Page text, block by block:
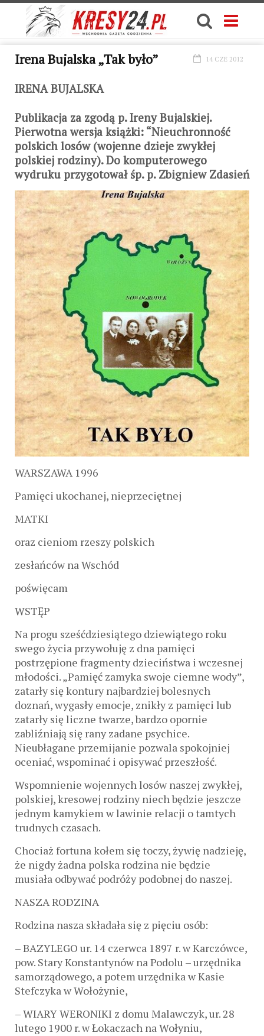
Irena Bujalska „Tak było” 14 CZE 2012
IRENA BUJALSKA
Publikacja za zgodą p. Ireny Bujalskiej.
Pierwotna wersja książki: “Nieuchronność
polskich losów (wojenne dzieje zwykłej
polskiej rodziny). Do komputerowego
wydruku przygotował śp. p. Zbigniew Zdasień
WARSZAWA 1996
Pamięci ukochanej, nieprzeciętnej
MATKI
oraz cieniom rzeszy polskich
zesłańców na Wschód
poświęcam
WSTĘP
Na progu sześćdziesiątego dziewiątego roku
swego życia przywołuję z dna pamięci
postrzępione fragmenty dzieciństwa i wczesnej
młodości. „Pamięć zamyka swoje ciemne wody”,
zatarły się kontury najbardziej bolesnych
doznań, wygasły emocje, znikły z pamięci lub
zatarły się liczne twarze, bardzo opornie
zabliźniają się rany zadane psychice.
Nieubłagane przemijanie pozwala spokojniej
oceniać, wspominać i opisywać przeszłość.
Wspomnienie wojennych losów naszej zwykłej,
polskiej, kresowej rodziny niech będzie jeszcze
jednym kamykiem w lawinie relacji o tamtych
trudnych czasach.
Chociaż fortuna kołem się toczy, żywię nadzieję,
że nigdy żadna polska rodzina nie będzie
musiała odbywać podróży podobnej do naszej.
NASZA RODZINA
Rodzina nasza składała się z pięciu osób:
– BAZYLEGO ur. 14 czerwca 1897 r. w Karczówce,
pow. Stary Konstantynów na Podolu – urzędnika
samorządowego, a potem urzędnika w Kasie
Stefczyka w Wołożynie,
– WIARY WERONIKI z domu Malawczyk, ur. 28
lutego 1900 r. w Łokaczach na Wołyniu,